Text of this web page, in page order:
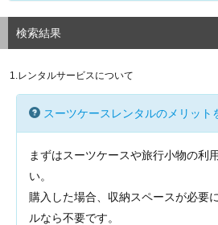
検索結果
1.レンタルサービスについて
スーツケースレンタルのメリット
まずはスーツケースや旅行小物の利
い。
購入した場合、収納スペースが必要
ルなら不要です。